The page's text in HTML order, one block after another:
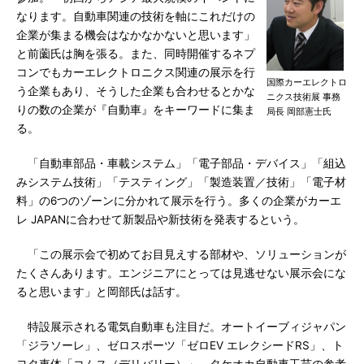
国際カーエレクトロ
ニクス技術展 事務
局長 岡部憲士氏
なります。自動車関連の技術を軸にこれだけの
企業が集まる機会はなかなかないと思います」
と前薗氏は胸を張る。また、同時開催するネプ
コンでもカーエレクトロニクス関連の展示を行
う企業もあり、そうした企業も合わせるとかな
りの数の企業が『自動車』をキーワードに集ま
る。
「自動車部品・車載システム」「電子部品・デバイス」「組込
みシステム技術」「テスティング」「製造装置／技術」「電子材
料」の6つのゾーンに分かれて展示を行う。多くの企業がカーエ
レ JAPANに合わせて新製品や新技術を発表するという。
「この展示会で初めてお目見えする部材や、ソリューションが
たくさんあります。エンジニアにとっては見逃せない展示会にな
ると思います」と岡部氏は話す。
特設展示される電気自動車も注目だ。オートイーブィジャパン
「ジラソーレ」、ゼロスポーツ「ゼロEV エレクシードRS」、ト